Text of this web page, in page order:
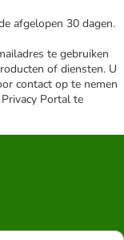
afgelopen 30 dagen.
te gebruiken
of diensten. U
contact op te nemen
Portal te